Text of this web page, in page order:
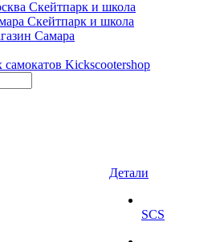
Скейтпарк и школа
Скейтпарк и школа
Самара
Детали
SCS